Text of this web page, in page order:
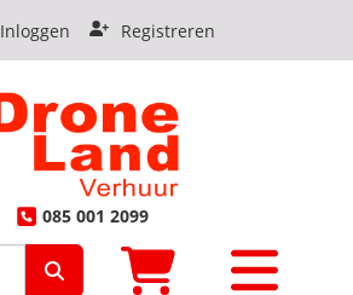
Inloggen Registreren
085 001 2099
Toggle